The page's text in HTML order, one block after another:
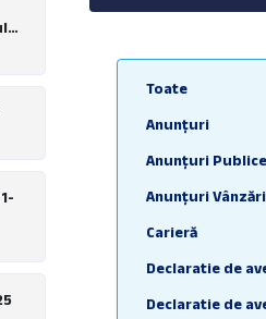
Toate
Anunțuri
Anunțuri Publice
Anunțuri
Carieră
Declaratie de
Declaratie de